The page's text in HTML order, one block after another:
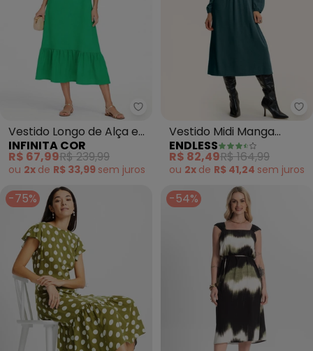
Infinita Cor - Vestido Longo de
Vestido Longo de Alça e
Recorte Maria (Verde)
INFINITA COR
R$ 67,99R$ 239,99
ou 2x de R$ 33,99 sem juros
Vestido Midi Manga
Bufante (Verde)
ENDLESS
R$ 82,49R$ 164,99
ou 2x de R$ 41,24 sem juros
-75% -54%